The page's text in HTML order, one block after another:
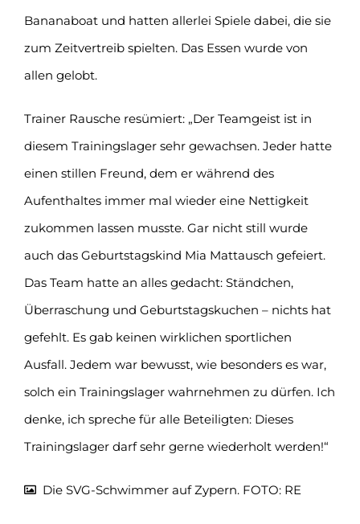
Bananaboat und hatten allerlei Spiele dabei, die sie
zum Zeitvertreib spielten. Das Essen wurde von
allen gelobt.
Trainer Rausche resümiert: „Der Teamgeist ist in
diesem Trainingslager sehr gewachsen. Jeder hatte
einen stillen Freund, dem er während des
Aufenthaltes immer mal wieder eine Nettigkeit
zukommen lassen musste. Gar nicht still wurde
auch das Geburtstagskind Mia Mattausch gefeiert.
Das Team hatte an alles gedacht: Ständchen,
Überraschung und Geburtstagskuchen – nichts hat
gefehlt. Es gab keinen wirklichen sportlichen
Ausfall. Jedem war bewusst, wie besonders es war,
solch ein Trainingslager wahrnehmen zu dürfen. Ich
denke, ich spreche für alle Beteiligten: Dieses
Trainingslager darf sehr gerne wiederholt werden!“
Die SVG-Schwimmer auf Zypern. FOTO: RE